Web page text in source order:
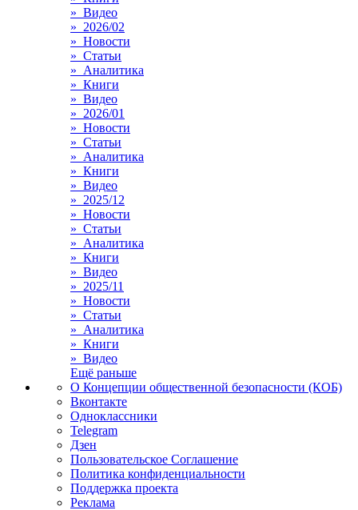
» Видео
» 2026/02
» Новости
» Статьи
» Аналитика
» Книги
» Видео
» 2026/01
» Новости
» Статьи
» Аналитика
» Книги
» Видео
» 2025/12
» Новости
» Статьи
» Аналитика
» Книги
» Видео
» 2025/11
» Новости
» Статьи
» Аналитика
» Книги
» Видео
Ещё раньше
О Концепции общественной безопасности (КОБ)
Вконтакте
Одноклассники
Telegram
Дзен
Пользовательское Соглашение
Политика конфиденциальности
Поддержка проекта
Реклама